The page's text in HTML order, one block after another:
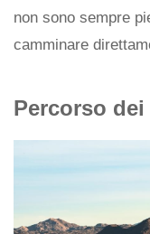
non sono sempre
camminare
Percorso